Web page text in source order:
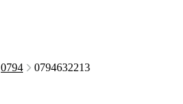
0794 0794632213